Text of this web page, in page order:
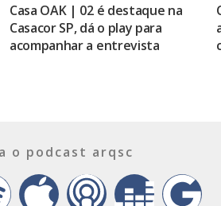
Casa OAK | 02 é destaque na
Casacor SP, dá o play para
acompanhar a entrevista
o podcast arqsc